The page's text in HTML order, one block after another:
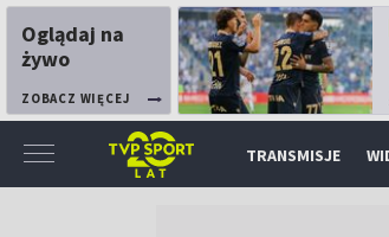
Oglądaj na
żywo
ZOBACZ WIĘCEJ
TRANSMISJE